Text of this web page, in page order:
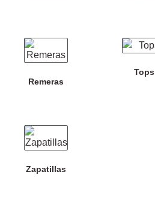
Remeras
Tops
Zapatillas